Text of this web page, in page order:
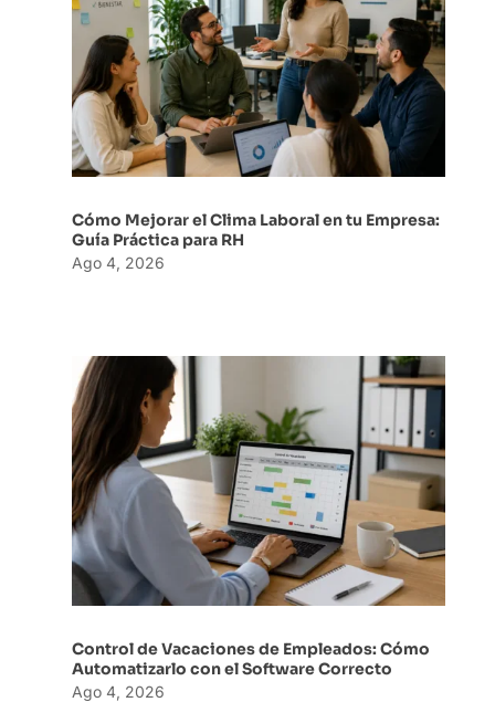
Cómo Mejorar el Clima Laboral en tu Empresa:
Guía Práctica para RH
Ago 4, 2026
Control de Vacaciones de Empleados: Cómo
Automatizarlo con el Software Correcto
Ago 4, 2026